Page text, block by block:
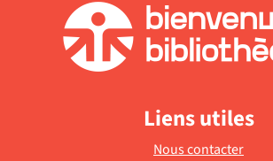
Liens utiles
Nous contacter